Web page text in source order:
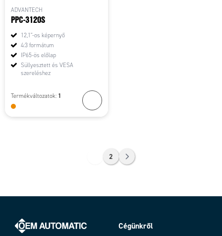
ADVANTECH
PPC-3120S
12,1"-os képernyő
4:3 formátum
IP65-ös előlap
Süllyesztett és VESA
szereléshez
Termékváltozatok: 1
2
Cégünkről